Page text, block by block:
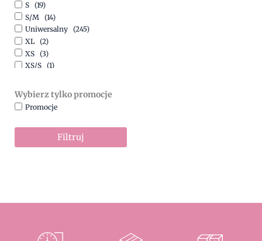
Zielony
Złoty
(1)
S (19)
S/M (14)
Uniwersalny (245)
XL (2)
XS (3)
XS/S (1)
Wybierz tylko promocje
Promocje
Filtruj